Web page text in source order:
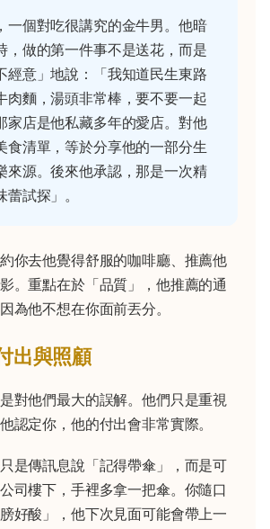
一個對吃很講究的金牛男。他暗
，做的第一件事不是送花，而是
經意」地說：「我知道民生東路
肉麵，湯頭非常棒，要不要一起
家店是他私藏多年的愛店。對他
食清單，等於分享他的一部分生
來源。後來他承認，那是一次精
試探」。
你去他覺得舒服的咖啡廳、推薦他
。重點在於「品質」，他推薦的通
為他不想在你面前丟分。
出與照顧
對他們最大的誤解。他們只是重視
認定你，他的付出會非常實際。
是傳訊息說「記得帶傘」，而是可
司樓下，手裡多拿一把傘。你隨口
好酸」，他下次見面可能會帶上一